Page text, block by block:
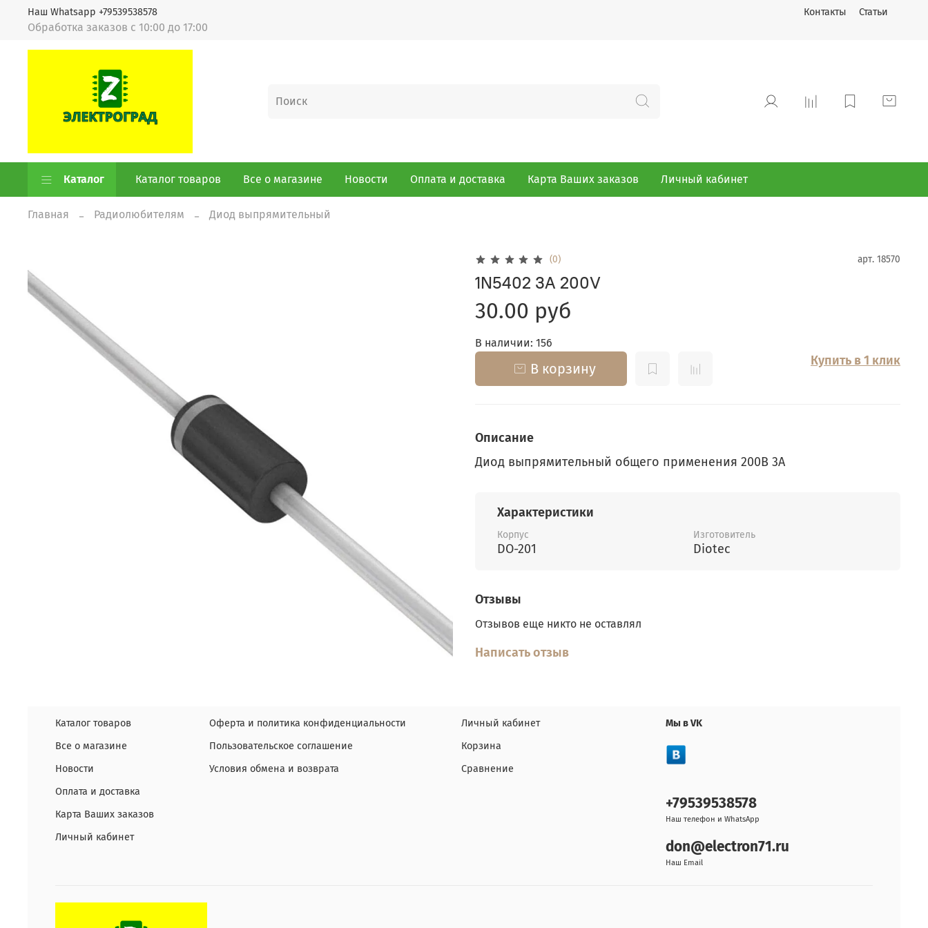
Контакты Статьи
Обработка заказов с 10:00 до 17:00
Наш Whatsapp +79539538578
Каталог Каталог товаров Все о магазине Новости Оплата и доставка Карта Ваших заказов Личный кабинет
Главная Радиолюбителям Диод выпрямительный
(0) арт. 18570
1N5402 3A 200V
30.00 руб
В наличии: 156
В корзину
Купить в 1 клик
Описание
Диод выпрямительный общего применения 200В 3А
Характеристики
Корпус
DO-201
Изготовитель
Diotec
Отзывы
Отзывов еще никто не оставлял
Написать отзыв
Каталог товаров
Все о магазине
Новости
Оплата и доставка
Карта Ваших заказов
Личный кабинет
Оферта и политика конфиденциальности
Пользовательское соглашение
Условия обмена и возврата
Личный кабинет
Корзина
Сравнение
Мы в VK
+79539538578
Наш телефон и WhatsApp
don@electron71.ru
Наш Email